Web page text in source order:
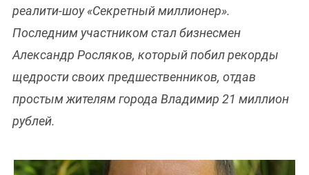
реалити-шоу «Секретный миллионер».
Последним участником стал бизнесмен
Александр Росляков, который побил рекорды
щедрости своих предшественников, отдав
простым жителям города Владимир 21 миллион
рублей.